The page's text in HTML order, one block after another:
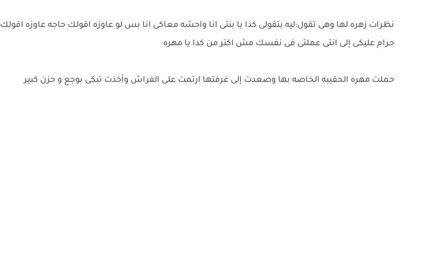
نظرات زهره لها وهى تقول:ليه بتقولى كدا يا بنتى انا واحشه معاكى انا بس لو عاوزه اقولك حاجه عاوزه اقولك
حرام عليكى إلى انتى عملتى فى نفسك مش اكتر من كدا يا مهره
حملت مهره الحقيبه الخاصه بها وصعدت إلى غرفتها ارتمت على الفراش وأخذت تبكى بوجع و حزن كبير